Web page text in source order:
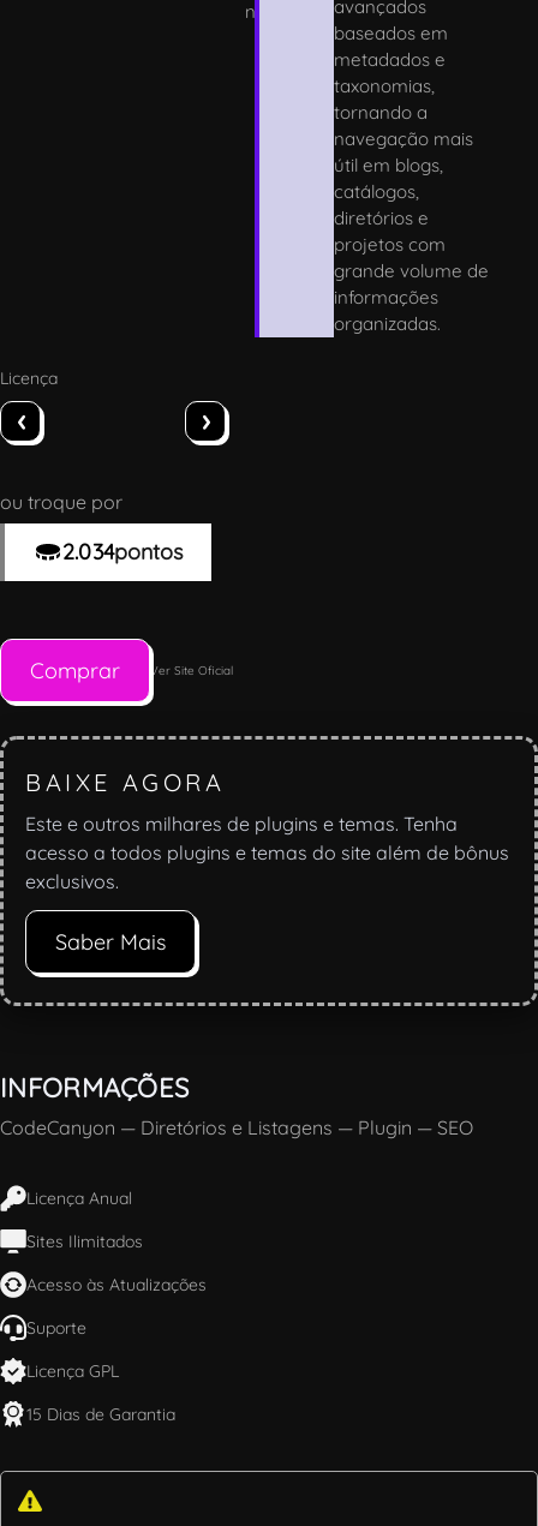
n
avançados
baseados em
metadados e
taxonomias,
tornando a
navegação mais
útil em blogs,
catálogos,
diretórios e
projetos com
grande volume de
informações
organizadas.
Licença
‹ ›
ou troque por
2.034pontos
Comprar Ver Site Oficial
BAIXE AGORA
Este e outros milhares de plugins e temas. Tenha
acesso a todos plugins e temas do site além de bônus
exclusivos.
Saber Mais
INFORMAÇÕES
CodeCanyon — Diretórios e Listagens — Plugin — SEO
Licença Anual
Sites Ilimitados
Acesso às Atualizações
Suporte
Licença GPL
15 Dias de Garantia